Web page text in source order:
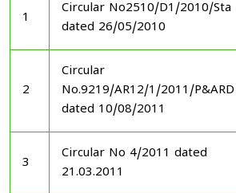
1
Circular No2510/D1/2010/Sta
dated 26/05/2010
2
Circular
No.9219/AR12/1/2011/P&ARD
dated 10/08/2011
3
Circular No 4/2011 dated
21.03.2011